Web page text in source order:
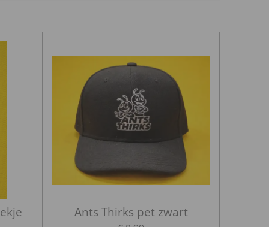
Ants Thirks pet zwart